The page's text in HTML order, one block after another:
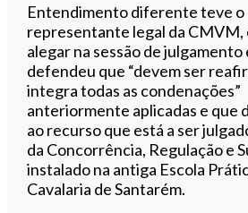
Entendimento diferente teve o
representante legal da CMVM,
alegar na sessão de julgamento
defendeu que “devem ser
integra todas as condenações”
anteriormente aplicadas e que
ao recurso que está a ser
da Concorrência, Regulação e
instalado na antiga Escola
Cavalaria de Santarém.